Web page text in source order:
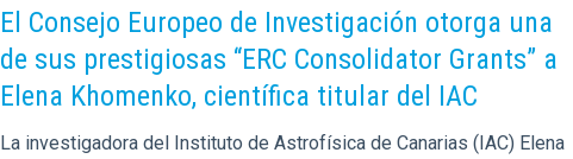
El Consejo Europeo de Investigación otorga una
de sus prestigiosas “ERC Consolidator Grants” a
Elena Khomenko, científica titular del IAC
La investigadora del Instituto de Astrofísica de Canarias (IAC) Elena